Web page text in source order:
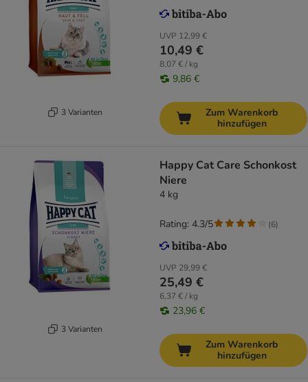
3 Varianten
UVP 12,99 €
10,49 €
8,07 € / kg
9,86 €
Zum Warenkorb
hinzufügen
3 Varianten
Happy Cat Care Schonkost
Niere
4 kg
UVP 29,99 €
25,49 €
6,37 € / kg
23,96 €
Rating: 4.3/5 (6)
Zum Warenkorb
hinzufügen